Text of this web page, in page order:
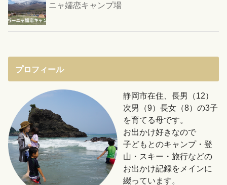
ニャ嬬恋キャンプ場
プロフィール
静岡市在住、長男（12）
次男（9）長女（8）の3子
を育てる母です。
お出かけ好きなので
子どもとのキャンプ・登
山・スキー・旅行などの
お出かけ記録をメインに
綴っています。